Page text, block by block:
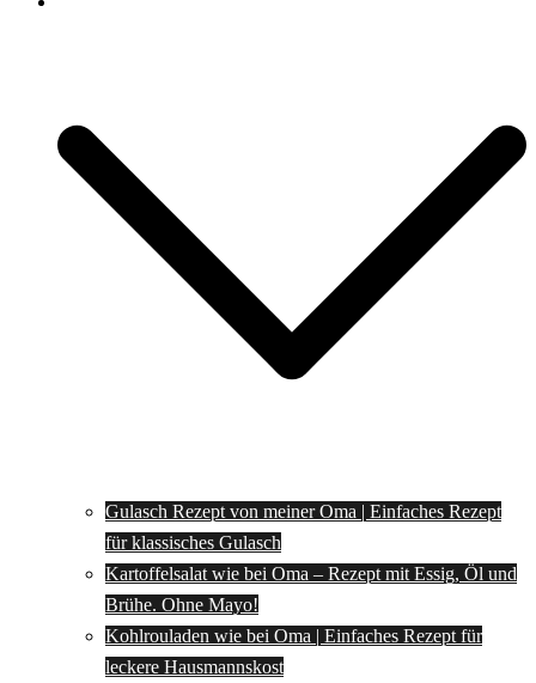
Gulasch Rezept von meiner Oma | Einfaches Rezept
für klassisches Gulasch
Kartoffelsalat wie bei Oma – Rezept mit Essig, Öl und
Brühe. Ohne Mayo!
Kohlrouladen wie bei Oma | Einfaches Rezept für
leckere Hausmannskost